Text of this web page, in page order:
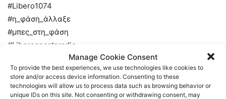
Manage Cookie Consent
To provide the best experiences, we use technologies like cookies to
store and/or access device information. Consenting to these
technologies will allow us to process data such as browsing behavior or
unique IDs on this site. Not consenting or withdrawing consent, may
#Libero1074
#η_φάση_άλλαξε
#μπες_στη_φάση
#Liberosportsradio
#Libero1074sportsfm
#Liberosportsfmcar